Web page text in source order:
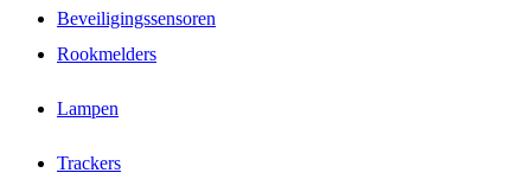
Beveiligingssensoren
Rookmelders
Lampen
Trackers